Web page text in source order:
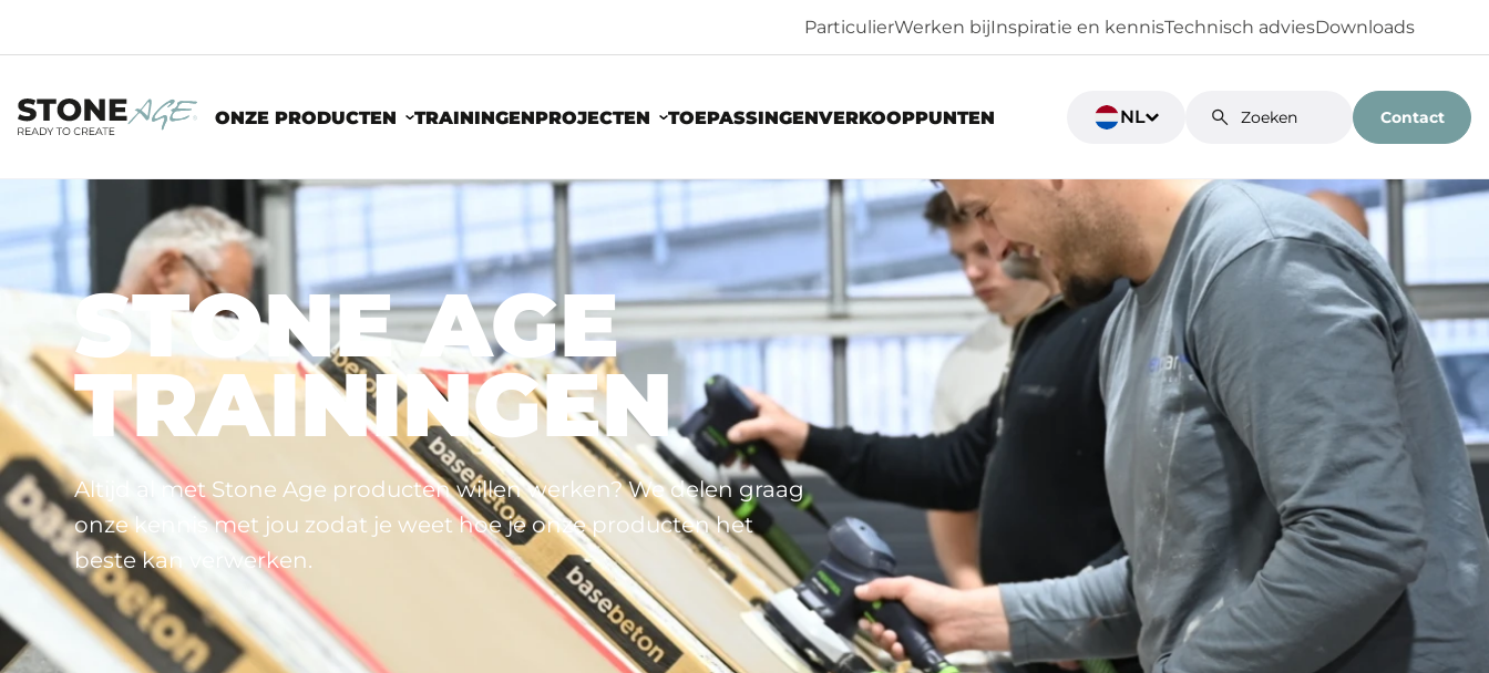
ParticulierWerken bijInspiratie en kennisTechnisch adviesDownloads
ONZE PRODUCTEN TRAININGENPROJECTEN TOEPASSINGENVERKOOPPUNTEN NL Contact
STONE AGE
TRAININGEN
Altijd al met Stone Age producten willen werken? We delen graag
onze kennis met jou zodat je weet hoe je onze producten het
beste kan verwerken.